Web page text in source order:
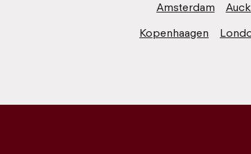
Amsterdam
Kopenhaagen